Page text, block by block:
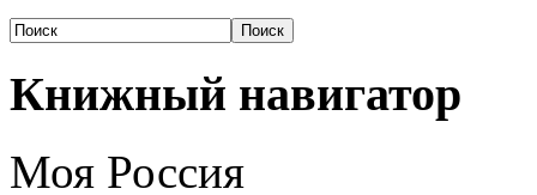
Книжный навигатор
Моя Россия